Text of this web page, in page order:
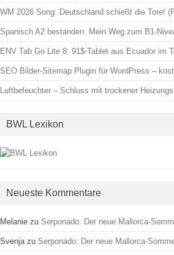
WM 2026 Song: Deutschland schießt die Tore!
Spanisch A2 bestanden: Mein Weg zum B1-
ENV Tab Go Lite 8: 91$-Tablet aus Ecuador im
SEO Bilder-Sitemap Plugin für WordPress –
Luftbefeuchter – Schluss mit trockener
BWL Lexikon
Neueste Kommentare
Melanie zu Serponado: Der neue Mallorca-
Svenja zu Serponado: Der neue Mallorca-